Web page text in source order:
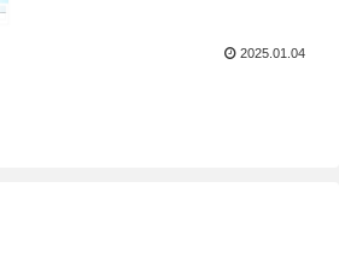
2025.01.04